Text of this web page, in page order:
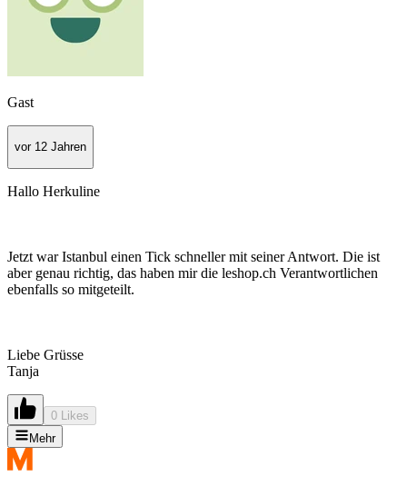
Gast
vor 12 Jahren
Hallo Herkuline
Jetzt war Istanbul einen Tick schneller mit seiner Antwort. Die ist
aber genau richtig, das haben mir die leshop.ch Verantwortlichen
ebenfalls so mitgeteilt.
Liebe Grüsse
Tanja
0 Likes
Mehr